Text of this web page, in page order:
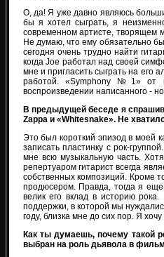
О, да! Я уже давно являюсь
бы я хотел сыграть, я
современном артисте, творящем
Не думаю, что ему обязательно
сегодня очень трудно найти
когда Joe работал над своей
мне и пригласить сыграть на его
работой. «Symphony №1» от
воспроизведении написанного -
В предыдущей беседе я
Zappa и «Whitesnake». Не
Это был короткий эпизод в моей
записать пластинку с рок-
мне всю музыкальную часть.
репертуаром гитарист всегда
собственных композиций. Кроме
продюсером. Правда, тогда я
велик его вклад в историю
поддержки, в которой мы
году, близка мне до сих пор. Я
Как ты думаешь, почему такой
выбран на роль дьявола в